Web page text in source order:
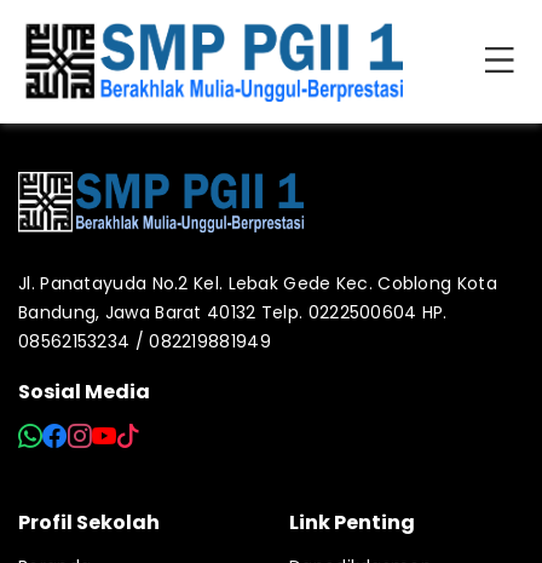
Jl. Panatayuda No.2 Kel. Lebak Gede Kec. Coblong Kota
Bandung, Jawa Barat 40132 Telp. 0222500604 HP.
08562153234 / 082219881949
Sosial Media
Profil Sekolah Link Penting